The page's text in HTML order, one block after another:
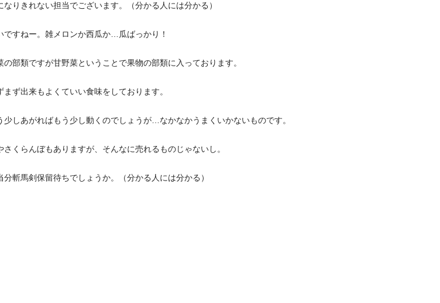
なりきれない担当でございます。（分かる人には分かる）
ですねー。雑メロンか西瓜か…瓜ばっかり！
の部類ですが甘野菜ということで果物の部類に入っております。
まず出来もよくていい食味をしております。
少しあがればもう少し動くのでしょうが…なかなかうまくいかないものです。
さくらんぼもありますが、そんなに売れるものじゃないし。
分斬馬剣保留待ちでしょうか。（分かる人には分かる）